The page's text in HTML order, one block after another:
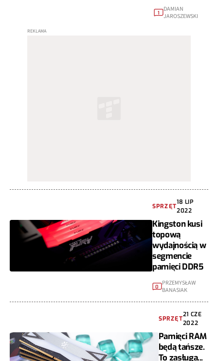
1
DAMIAN
JAROSZEWSKI
SPRZĘT
18 LIP
2022
Kingston kusi
topową
wydajnością w
segmencie
pamięci DDR5
0
PRZEMYSŁAW
BANASIAK
SPRZĘT
21 CZE
2022
Pamięci RAM
będą tańsze.
To zasługa...